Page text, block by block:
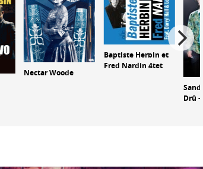
Nectar Woode
Baptiste Herbin et
Fred Nardin 4tet
Drû